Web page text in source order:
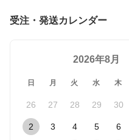
受注・発送カレンダー
2026年8月
日 月 火 水 木
26 27 28 29 30
2 3 4 5 6